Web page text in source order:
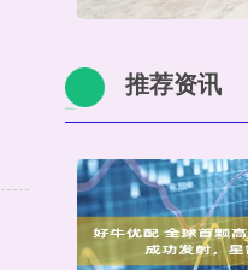
推荐资讯